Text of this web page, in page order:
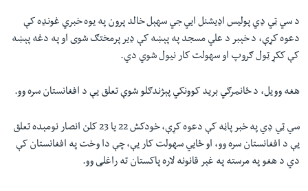
د سي ټي ډي پوليس اډيشنل ايي جي سهېل خالد پرون په يوه خبري غونډه کې
دعوه کړې، د خېبر د علي مسجد په پېښه کې ډیر پرمختګ شوی او په دغه پېښه
کې ککړ ټول ګروپ او سهولت کار نيول شوي دي.
هغه وویل، د ځانمرګي بريد کوونکي پېژندګلو شوې تعلق یې د افغانستان سره وو.
سي ټي ډي په خبر پاڼه کې دعوه کړې، خودکش 22 يا 23 کلن انصار نومېده تعلق
یې د افغانستان سره وو، او ځايي سهولت کار یې، چې دا وخت په افغانستان کې
دي د هغو په مرسته په غېر قانونه لاره پاکستان ته راغلی وو.